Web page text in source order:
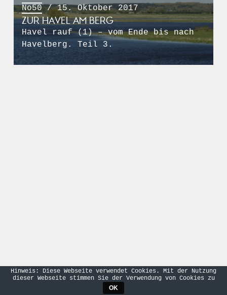
No50/ 15. Oktober 2017
ZUR HAVEL AM BERG
Havel rauf (1) – vom Ende bis nach
Havelberg. Teil 3.
Hinweis: Diese Webseite verwendet Cookies. Mit der Nutzung
dieser Webseite stimmen Sie der Verwendung von Cookies zu
OK